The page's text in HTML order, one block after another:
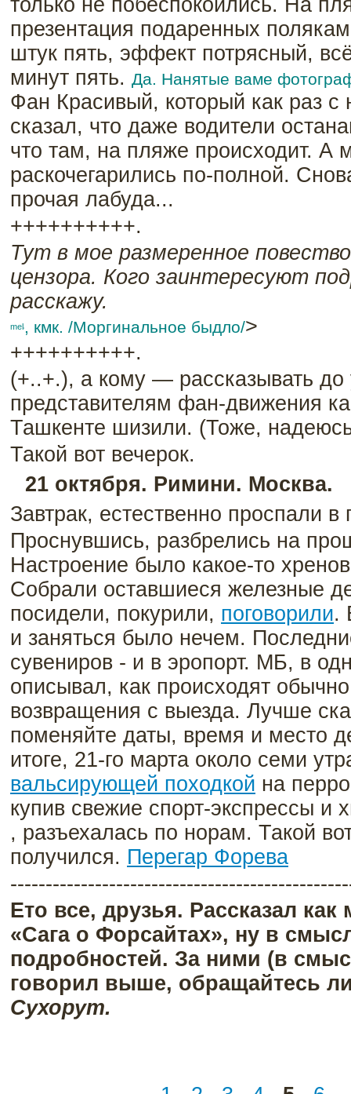
только не побеспокоились. На
презентация подаренных
штук пять, эффект потрясный,
минут пять. Да. Нанятые ваме
Фан Красивый, который как раз
сказал, что даже водители
что там, на пляже происходит.
раскочегарились по-полной.
прочая лабуда...
++++++++++.
Тут в мое размеренное
цензора. Кого заинтересуют
расскажу.
, кмк. /Моргинальное быдло/>
++++++++++.
(+..+.), а кому — рассказывать
представителям фан-движения
Ташкенте шизили. (Тоже,
Такой вот вечерок.
21 октября. Римини. Москва.
Завтрак, естественно проспали
Проснувшись, разбрелись на
Настроение было какое-то
Собрали оставшиеся железные
посидели, покурили, поговорили.
и заняться было нечем.
сувениров - и в эропорт. МБ, в
описывал, как происходят
возвращения с выезда. Лучше
поменяйте даты, время и место
итоге, 21-го марта около семи
вальсирующей походкой на
купив свежие спорт-экспрессы и
, разъехалась по норам. Такой
получился. Перегар Форева
Ето все, друзья. Рассказал как
«Сага о Форсайтах», ну в
подробностей. За ними (в
говорил выше, обращайтесь
Сухорут.